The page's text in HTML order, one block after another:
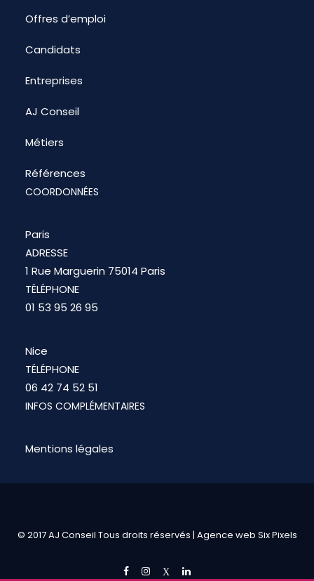
Offres d’emploi
Candidats
Entreprises
AJ Conseil
Métiers
Références
COORDONNÉES
Paris
ADRESSE
1 Rue Marguerin 75014 Paris
TÉLÉPHONE
01 53 95 26 95
Nice
TÉLÉPHONE
06 42 74 52 51
INFOS COMPLÉMENTAIRES
Mentions légales
© 2017 AJ Conseil Tous droits réservés | Agence web Six Pixels